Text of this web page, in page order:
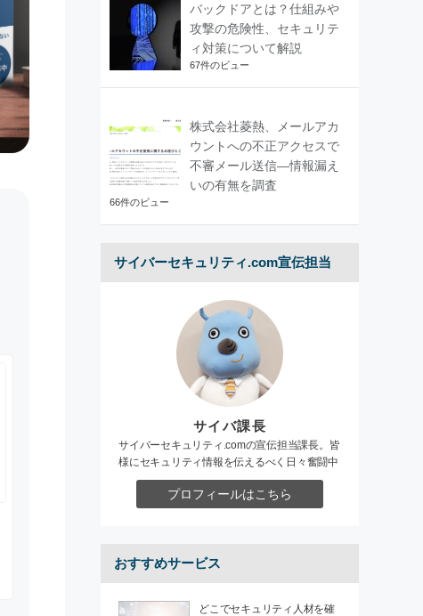
バックドアとは？仕組みや
攻撃の危険性、セキュリテ
ィ対策について解説
67件のビュー
株式会社菱熱、メールアカ
ウントへの不正アクセスで
不審メール送信―情報漏え
いの有無を調査
66件のビュー
サイバーセキュリティ.com宣伝担当
サイバ課長
サイバーセキュリティ.comの宣伝担当課長。皆
様にセキュリティ情報を伝えるべく日々奮闘中
プロフィールはこちら
おすすめサービス
どこでセキュリティ人材を確